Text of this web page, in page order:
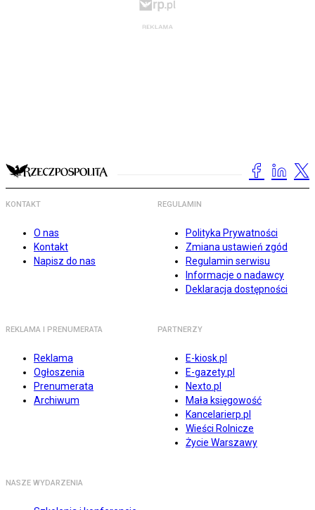
KONTAKT
O nas
Kontakt
Napisz do nas
REGULAMIN
Polityka Prywatności
Zmiana ustawień zgód
Regulamin serwisu
Informacje o nadawcy
Deklaracja dostępności
REKLAMA I PRENUMERATA
Reklama
Ogłoszenia
Prenumerata
Archiwum
PARTNERZY
E-kiosk.pl
E-gazety.pl
Nexto.pl
Mała księgowość
Kancelarierp.pl
Wieści Rolnicze
Życie Warszawy
NASZE WYDARZENIA